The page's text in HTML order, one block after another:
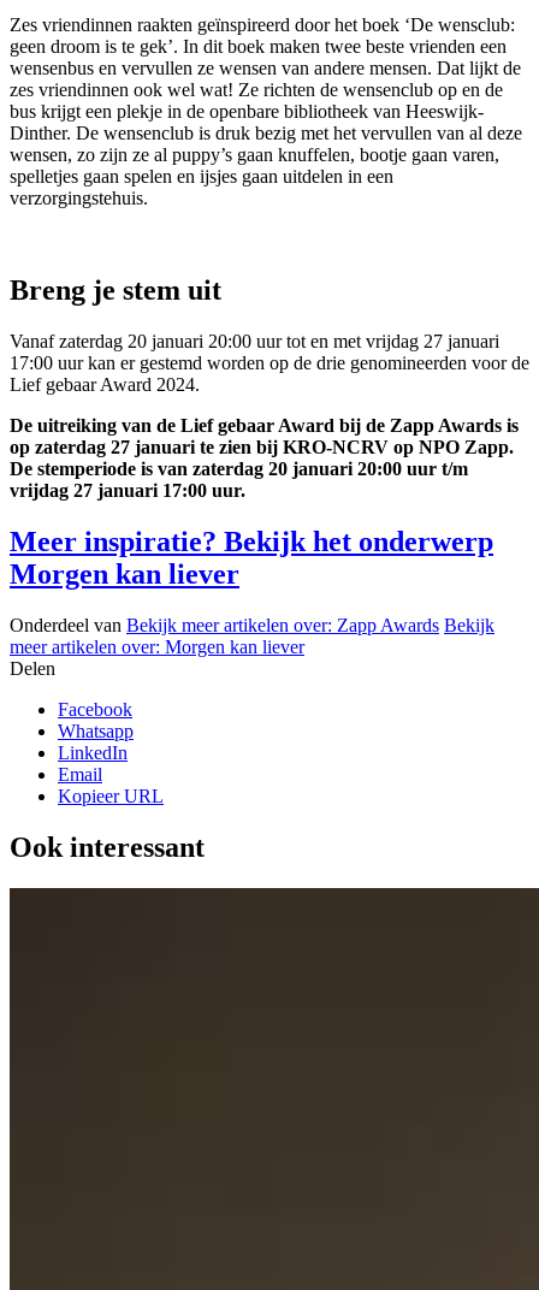
Zes vriendinnen raakten geïnspireerd door het boek ‘De wensclub:
geen droom is te gek’. In dit boek maken twee beste vrienden een
wensenbus en vervullen ze wensen van andere mensen. Dat lijkt de
zes vriendinnen ook wel wat! Ze richten de wensenclub op en de
bus krijgt een plekje in de openbare bibliotheek van Heeswijk-
Dinther. De wensenclub is druk bezig met het vervullen van al deze
wensen, zo zijn ze al puppy’s gaan knuffelen, bootje gaan varen,
spelletjes gaan spelen en ijsjes gaan uitdelen in een
verzorgingstehuis.
Breng je stem uit
Vanaf zaterdag 20 januari 20:00 uur tot en met vrijdag 27 januari
17:00 uur kan er gestemd worden op de drie genomineerden voor de
Lief gebaar Award 2024.
De uitreiking van de Lief gebaar Award bij de Zapp Awards is
op zaterdag 27 januari te zien bij KRO-NCRV op NPO Zapp.
De stemperiode is van zaterdag 20 januari 20:00 uur t/m
vrijdag 27 januari 17:00 uur.
Meer inspiratie? Bekijk het onderwerp
Morgen kan liever
Onderdeel van Bekijk meer artikelen over: Zapp Awards Bekijk
meer artikelen over: Morgen kan liever
Delen
Facebook
Whatsapp
LinkedIn
Email
Kopieer URL
Ook interessant